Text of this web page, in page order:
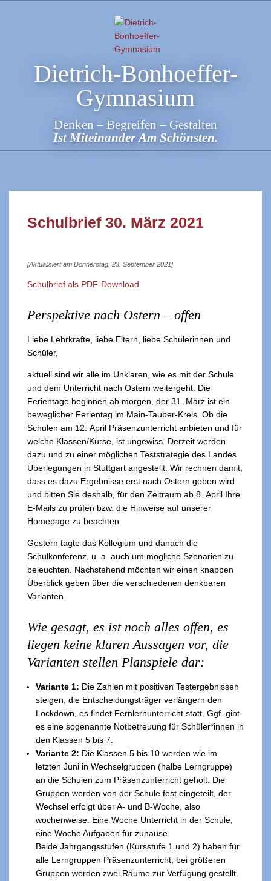
Dietrich-Bonhoeffer-
Gymnasium
Denken – Begreifen – Gestalten
Ist Miteinander Am Schönsten.
Schulbrief 30. März 2021
[Aktualisiert am Donnerstag, 23. September 2021]
Schulbrief als PDF-Download
Perspektive nach Ostern – offen
Liebe Lehrkräfte, liebe Eltern, liebe Schülerinnen und
Schüler,
aktuell sind wir alle im Unklaren, wie es mit der Schule
und dem Unterricht nach Ostern weitergeht. Die
Ferientage beginnen ab morgen, der 31. März ist ein
beweglicher Ferientag im Main-Tauber-Kreis. Ob die
Schulen am 12. April Präsenzunterricht anbieten und für
welche Klassen/Kurse, ist ungewiss. Derzeit werden
dazu und zu einer möglichen Teststrategie des Landes
Überlegungen in Stuttgart angestellt. Wir rechnen damit,
dass es dazu Ergebnisse erst nach Ostern geben wird
und bitten Sie deshalb, für den Zeitraum ab 8. April Ihre
E-Mails zu prüfen bzw. die Hinweise auf unserer
Homepage zu beachten.
Gestern tagte das Kollegium und danach die
Schulkonferenz, u. a. auch um mögliche Szenarien zu
beleuchten. Nachstehend möchten wir einen knappen
Überblick geben über die verschiedenen denkbaren
Varianten.
Wie gesagt, es ist noch alles offen, es
liegen keine klaren Aussagen vor, die
Varianten stellen Planspiele dar:
Variante 1: Die Zahlen mit positiven Testergebnissen
steigen, die Entscheidungsträger verlängern den
Lockdown, es findet Fernlernunterricht statt. Ggf. gibt
es eine sogenannte Notbetreuung für Schüler*innen in
den Klassen 5 bis 7.
Variante 2: Die Klassen 5 bis 10 werden wie im
letzten Juni in Wechselgruppen (halbe Lerngruppe)
an die Schulen zum Präsenzunterricht geholt. Die
Gruppen werden von der Schule fest eingeteilt, der
Wechsel erfolgt über A- und B-Woche, also
wochenweise. Eine Woche Unterricht in der Schule,
eine Woche Aufgaben für zuhause.
Beide Jahrgangsstufen (Kursstufe 1 und 2) haben für
alle Lerngruppen Präsenzunterricht, bei größeren
Gruppen werden zwei Räume zur Verfügung gestellt.